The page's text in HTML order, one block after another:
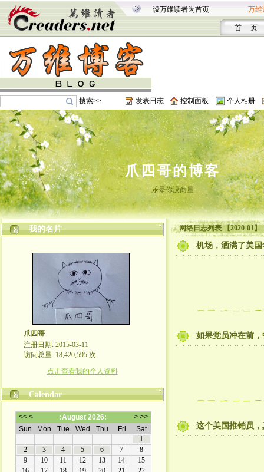
设万维读者为首页 万维
首 页
搜索>> 发表日志 控制面板 个人相册
爪四哥的博客
乐晕你没商量
我的名片
爪四哥
注册日期: 2015-03-11
访问总量: 18,420,595 次
点击查看我的个人资料
Calendar
网络日志列表 【2020-01】
机场，洒满了美
如果党员冲在前
这个美国推销员